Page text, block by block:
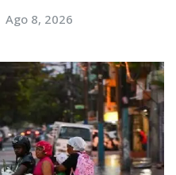
Ago 8, 2026